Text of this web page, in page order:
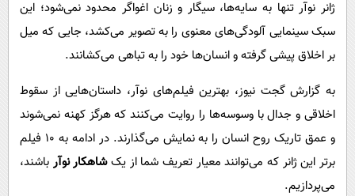
سرگرمی
فناوری
گوناگون
حوادث
محیط زیست
پیامک
روانشناسی
آشپزی
دانلود
ژانر نوآر تنها به سایه‌ها، سیگار و زنان اغواگر محدود نمی‌شود؛ این
سبک سینمایی آلودگی‌های معنوی را به تصویر می‌کشد، جایی که میل
بر اخلاق پیشی گرفته و انسان‌ها خود را به تباهی می‌کشانند.
به گزارش گجت نیوز، بهترین فیلم‌های نوآر، داستان‌هایی از سقوط
اخلاقی و جدال با وسوسه‌ها را روایت می‌کنند که هرگز کهنه نمی‌شوند
و عمق تاریک روح انسان را به نمایش می‌گذارند. در ادامه به ۱۰ فیلم
برتر این ژانر که می‌توانند معیار تعریف شما از یکشاهکار نوآر باشند،
می‌پردازیم.